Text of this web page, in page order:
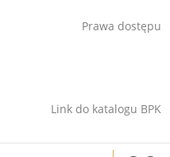
Prawa dostępu
Link do katalogu BPK